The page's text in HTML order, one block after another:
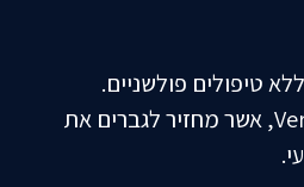
טיפולים פולשניים.
אנחנו גאים להיות החלוצים של פתרון פורץ דרך עם ®Vertica, אשר מחזיר לגברים את